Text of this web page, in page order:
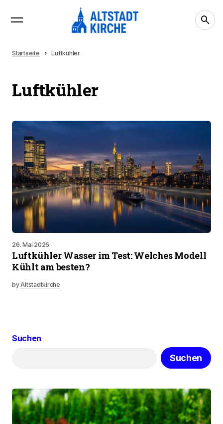
Startseite Luftkühler
Luftkühler
26. Mai 2026
Luftkühler Wasser im Test: Welches Modell
Kühlt am besten?
byAltstadtkirche
Suchen
Suchen